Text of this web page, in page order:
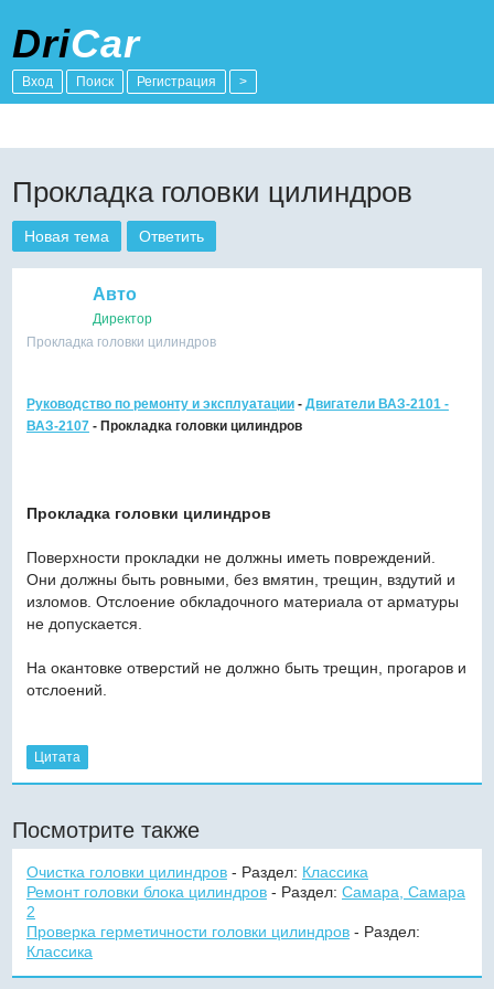
DriCar
Вход Поиск Регистрация >
Прокладка головки цилиндров
Новая тема Ответить
Авто
Директор
Прокладка головки цилиндров
Руководство по ремонту и эксплуатации- Двигатели ВАЗ-2101 -
ВАЗ-2107- Прокладка головки цилиндров
Прокладка головки цилиндров
Поверхности прокладки не должны иметь повреждений.
Они должны быть ровными, без вмятин, трещин, вздутий и
изломов. Отслоение обкладочного материала от арматуры
не допускается.
На окантовке отверстий не должно быть трещин, прогаров и
отслоений.
Цитата
Посмотрите также
Очистка головки цилиндров- Раздел: Классика
Ремонт головки блока цилиндров- Раздел: Самара, Самара
2
Проверка герметичности головки цилиндров- Раздел:
Классика